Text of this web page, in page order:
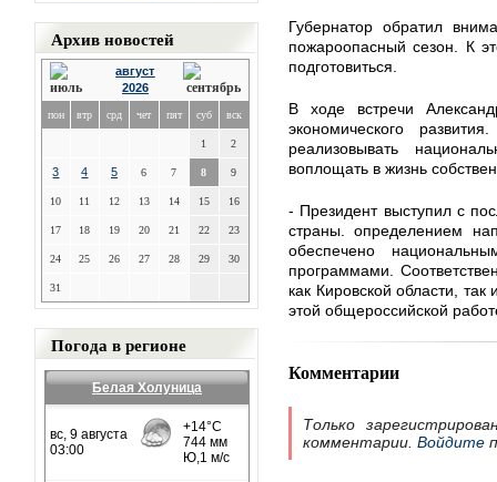
Архив новостей
август
2026
пон втр срд чет пят суб вск
1 2
3 4 5 6 7 8 9
10 11 12 13 14 15 16
17 18 19 20 21 22 23
24 25 26 27 28 29 30
31
Погода в регионе
Белая Холуница
Губернатор обратил
пожароопасный сезон. К
подготовиться.
В ходе встречи
экономического
реализовывать
воплощать в жизнь
- Президент выступил с
страны. определением
обеспечено
программами.
как Кировской области,
этой общероссийской
Комментарии
Только
комментарии. Войдите